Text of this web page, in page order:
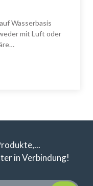
Wasserbasis
mit Luft oder
in Verbindung!